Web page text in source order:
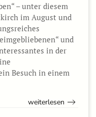
– unter diesem
im August und
und
in der
Besuch in einem
weiterlesen